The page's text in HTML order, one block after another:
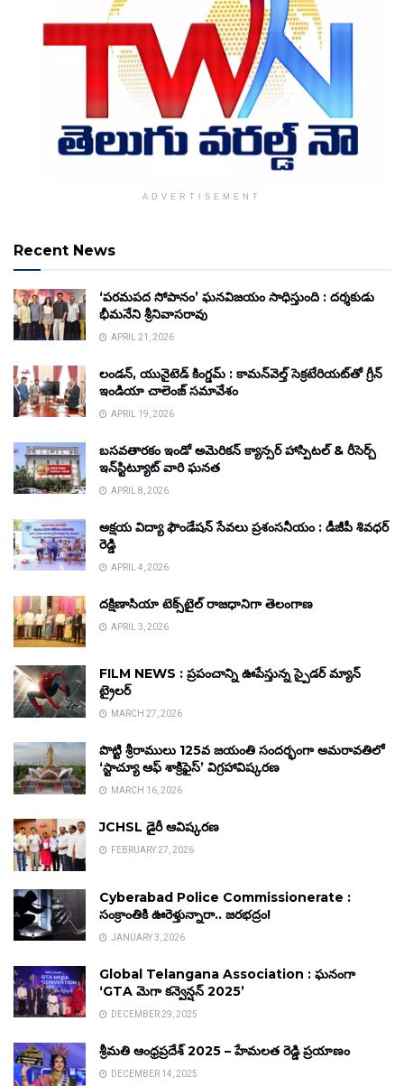
ADVERTISEMENT
Recent News
‘పరమపద సోపానం’ ఘనవిజయం సాధిస్తుంది : దర్శకుడు
భీమనేని శ్రీనివాసరావు
APRIL 21, 2026
లండన్, యునైటెడ్ కింగ్డమ్ : కామన్‌వెల్త్ సెక్రటేరియట్‌తో గ్రీన్
ఇండియా చాలెంజ్ సమావేశం
APRIL 19, 2026
బసవతారకం ఇండో అమెరికన్ క్యాన్సర్ హాస్పిటల్ & రీసెర్చ్
ఇన్‌స్టిట్యూట్ వారి ఘనత
APRIL 8, 2026
అక్షయ విద్యా ఫౌండేషన్ సేవలు ప్రశంసనీయం : డీజీపీ శివధర్
రెడ్డి
APRIL 4, 2026
దక్షిణాసియా టెక్స్‌టైల్ రాజధానిగా తెలంగాణ
APRIL 3, 2026
FILM NEWS : ప్రపంచాన్ని ఊపేస్తున్న స్పైడర్ మ్యాన్
ట్రైలర్
MARCH 27, 2026
పొట్టి శ్రీరాములు 125వ జయంతి సందర్భంగా అమరావతిలో
‘స్టాచ్యూ ఆఫ్ శాక్రిఫైస్’ విగ్రహావిష్కరణ
MARCH 16, 2026
JCHSL డైరీ ఆవిష్కరణ
FEBRUARY 27, 2026
Cyberabad Police Commissionerate :
సంక్రాంతికి ఊరెళ్తున్నారా.. జరభద్రం!
JANUARY 3, 2026
Global Telangana Association : ఘనంగా
‘GTA మెగా కన్వెన్షన్ 2025’
DECEMBER 29, 2025
శ్రీమతి ఆంధ్రప్రదేశ్ 2025 – హేమలత రెడ్డి ప్రయాణం
DECEMBER 14, 2025